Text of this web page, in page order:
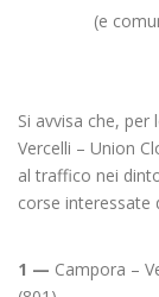
(e
Si avvisa che, per
Vercelli – Union
al traffico nei
corse interessate
1 — Campora –